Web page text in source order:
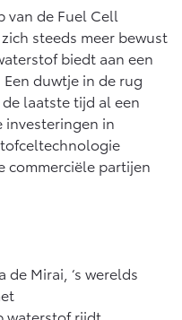
€ 55.950,-
van de Fuel Cell
steeds meer bewust
biedt aan een
duwtje in de rug
laatste tijd al een
investeringen in
commerciële partijen
de Mirai, ‘s werelds